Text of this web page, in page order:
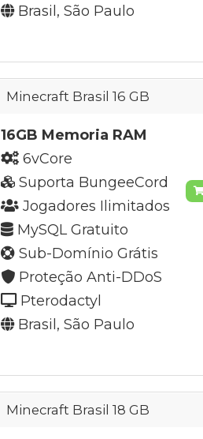
Brasil, São Paulo
Minecraft Brasil 16 GB
16GB Memoria RAM
6vCore
Suporta BungeeCord
Jogadores Ilimitados
MySQL Gratuito
Sub-Domínio Grátis
Proteção Anti-DDoS
Pterodactyl
Brasil, São Paulo
Minecraft Brasil 18 GB